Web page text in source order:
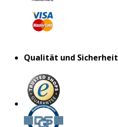
Qualität und Sicherheit